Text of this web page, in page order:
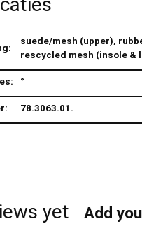
suede/mesh (upper),
rescycled mesh (insole &
°
78.3063.01.
yet Add